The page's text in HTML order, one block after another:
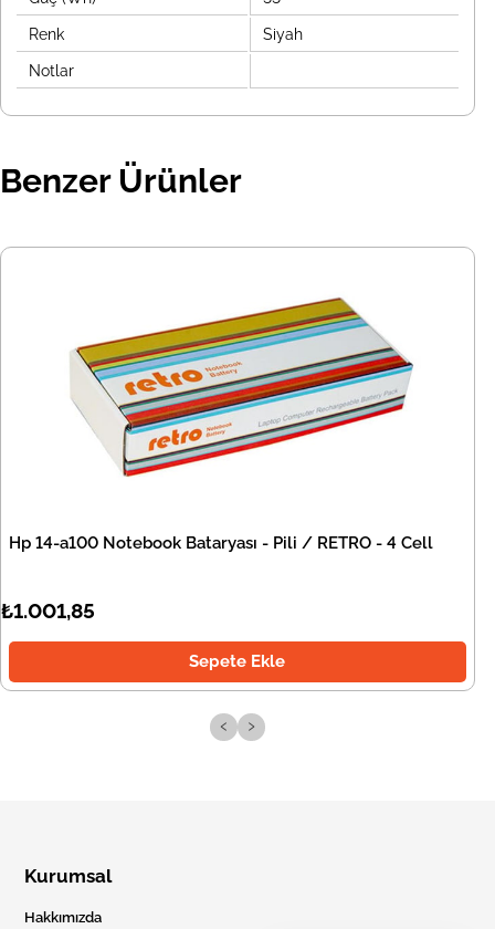
Renk Siyah
Notlar
Benzer Ürünler
Hp 14-a100 Notebook Bataryası - Pili / RETRO - 4 Cell
₺1.001,85
Sepete Ekle
‹ ›
Kurumsal
Hakkımızda